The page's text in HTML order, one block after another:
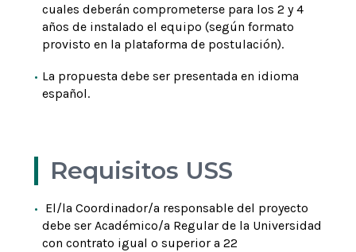
cuales deberán comprometerse para los 2 y 4
años de instalado el equipo (según formato
provisto en la plataforma de postulación).
La propuesta debe ser presentada en idioma
español.
Requisitos USS
El/la Coordinador/a responsable del proyecto
debe ser Académico/a Regular de la Universidad
con contrato igual o superior a 22